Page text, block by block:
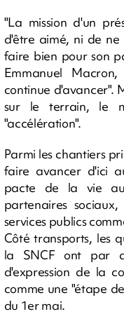
"La mission d'un
d'être aimé, ni de ne
faire bien pour son
Emmanuel
continue d'avancer".
sur le terrain, le
"accélération".
Parmi les chantiers
faire avancer d'ici
pacte de la vie
partenaires
services publics
Côté transports, les
la SNCF ont par
d'expression de la
comme une "étape
du 1er mai.